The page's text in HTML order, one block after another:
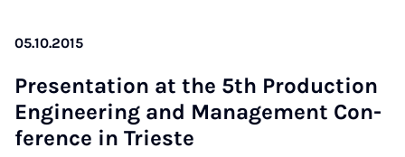
05.10.2015
Present­a­tion at the 5th Pro­duc­tion
En­gin­eer­ing and Man­age­ment Con­
fer­ence in Trieste